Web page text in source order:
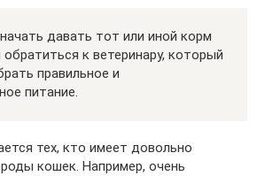
давать тот или иной корм
к ветеринару, который
правильное и
питание.
тех, кто имеет довольно
кошек. Например, очень